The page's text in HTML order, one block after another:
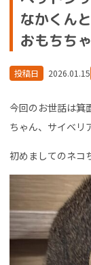
なかくん
おもちち
投稿日 2026.01.15
今回のお世話は箕
ちゃん、サイベリ
初めましてのネコ